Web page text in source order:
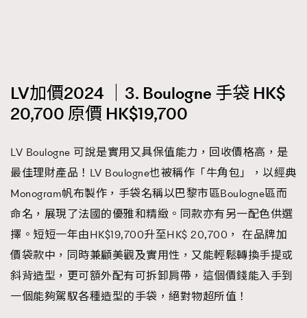
TRENDING
AFrenchMind
DressLikeAParisienne
EmpowerF
FashionWeek FigaroAesthetic
LV加價2024 ｜3. Boulogne 手袋 HK$
20,700 原價 HK$19,700
LV Boulogne 可說是實用又具保值能力，回收價格高，是
最佳理財產品！LV Boulogne也被稱作「牛角包」，以經典
Monogram帆布製作，手袋名稱以巴黎市區Boulogne區而
命名，展現了法國的優雅和精緻。同款亦有另一配色供選
擇。短短一年由HK$19,700升至HK$ 20,700， 在品牌加
價袋款中，同時兼顧美觀及實用性，又能輕鬆轉換手提或
斜背造型，更可額外配有可拆卸肩帶，這個價錢能入手到
一個能夠駕馭各種造型的手袋，絕對物超所值！